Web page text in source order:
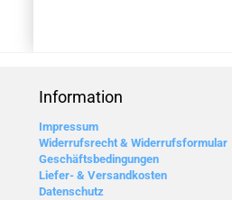
Information
Impressum
Widerrufsrecht & Widerrufsformular
Geschäftsbedingungen
Liefer- & Versandkosten
Datenschutz